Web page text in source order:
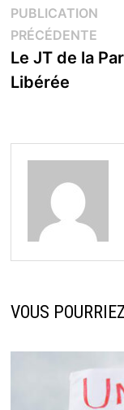
Navigation
de
l’article
PUBLICATION
PRÉCÉDENTE
Le JT de la
Libérée
VOUS